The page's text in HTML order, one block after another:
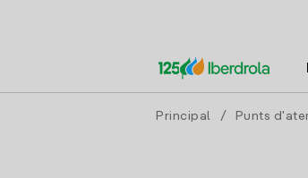
Principal / Punts